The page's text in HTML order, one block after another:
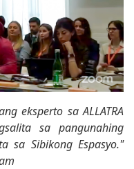
eksperto sa ALLATRA
sa pangunahing
sa Sibikong Espasyo."